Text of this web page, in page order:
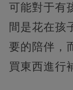
可能對于有
間是花在孩
要的陪伴，
買東西進行